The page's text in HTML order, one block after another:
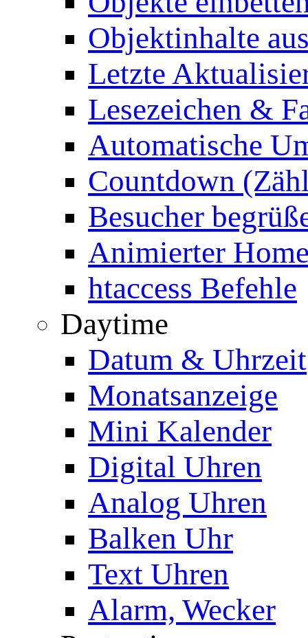
Objektinhalte
Letzte
Lesezeichen &
Automatische
Countdown
Besucher
Animierter
htaccess Befehle
Daytime
Datum & Uhrzeit
Monatsanzeige
Mini Kalender
Digital Uhren
Analog Uhren
Balken Uhr
Text Uhren
Alarm, Wecker